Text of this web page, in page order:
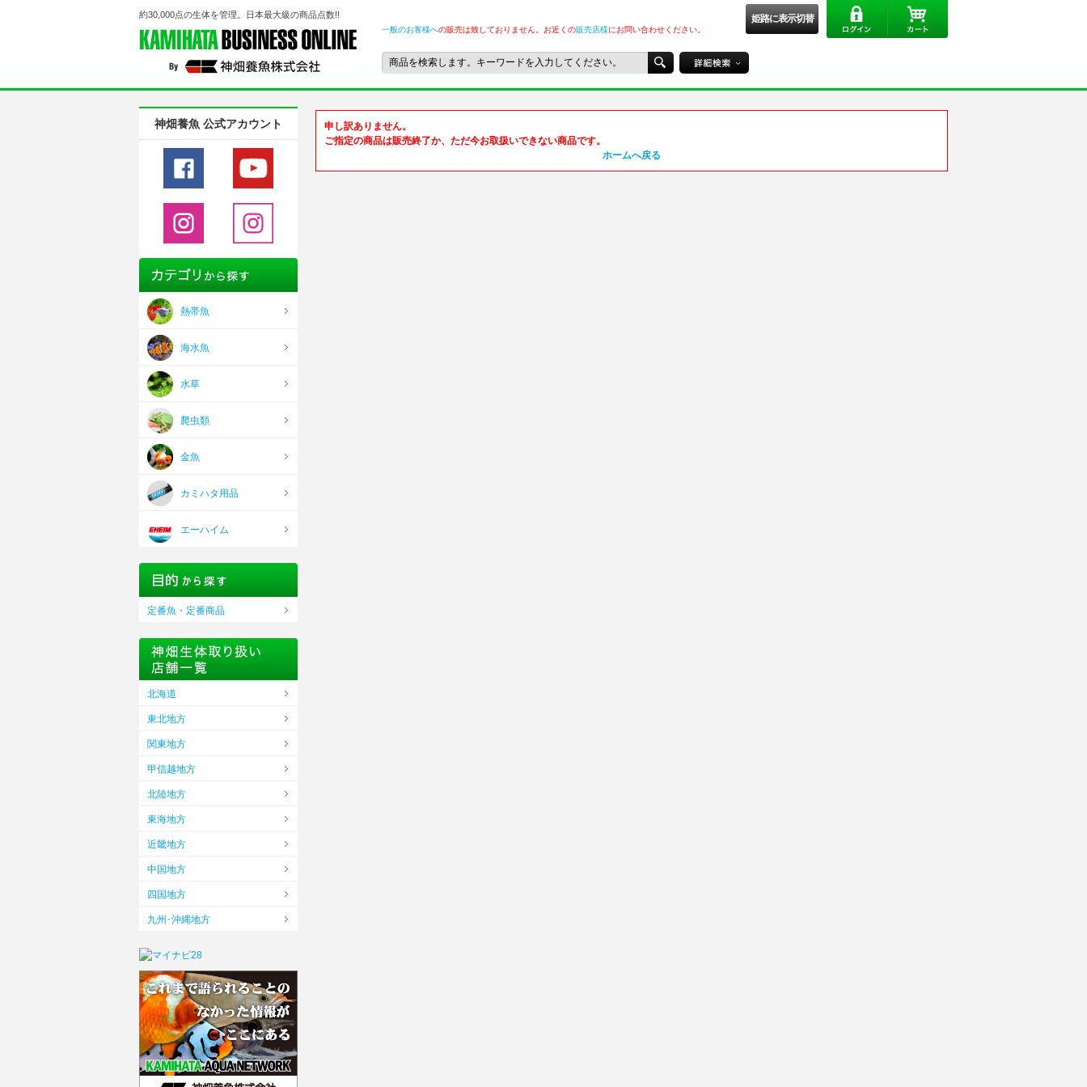
約30,000点の生体を管理。日本最大級の商品点数!! 姫路に表示切替
一般のお客様への販売は致しておりません。お近くの販売店様にお問い合わせください。
申し訳ありません。
ご指定の商品は販売終了か、ただ今お取扱いできない商品です。
ホームへ戻る
神畑養魚 公式アカウント
熱帯魚
海水魚
水草
爬虫類
金魚
カミハタ用品
エーハイム
定番魚・定番商品
北海道
東北地方
関東地方
甲信越地方
北陸地方
東海地方
近畿地方
中国地方
四国地方
九州･沖縄地方